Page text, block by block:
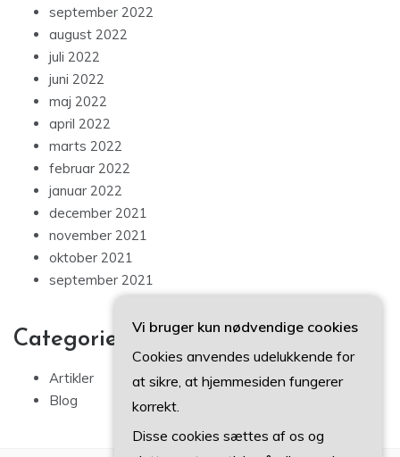
september 2022
august 2022
juli 2022
juni 2022
maj 2022
april 2022
marts 2022
februar 2022
januar 2022
december 2021
november 2021
oktober 2021
september 2021
Categories
Artikler
Blog
Vi bruger kun nødvendige cookies
Cookies anvendes udelukkende for
at sikre, at hjemmesiden fungerer
korrekt.
Disse cookies sættes af os og